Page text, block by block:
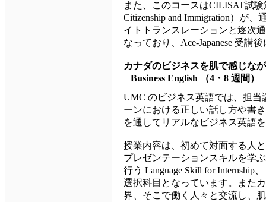
また、このコースはCILISAT試
Citizenship and Immigration）が
イトトランスレーションと逐次
なっており、Ace-Japanese 受講
カナダのビジネスを肌で感じな
Business English
（4・8 週間）
UMC のビジネス英語では、担
ーンにおける正しい話し方や書
を通してリアルなビジネス英語
授業内容は、初めて対面する人
プレゼンテーションスキルを学
行う Language Skill for
選択科目となっています。また
界、そこで働く人々と交流し、